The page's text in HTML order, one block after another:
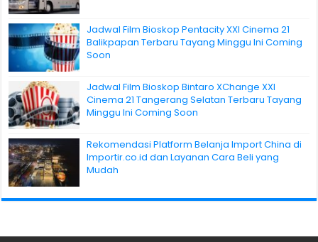
Jadwal Film Bioskop Pentacity XXI Cinema 21
Balikpapan Terbaru Tayang Minggu Ini Coming
Soon
Jadwal Film Bioskop Bintaro XChange XXI
Cinema 21 Tangerang Selatan Terbaru Tayang
Minggu Ini Coming Soon
Rekomendasi Platform Belanja Import China di
Importir.co.id dan Layanan Cara Beli yang
Mudah